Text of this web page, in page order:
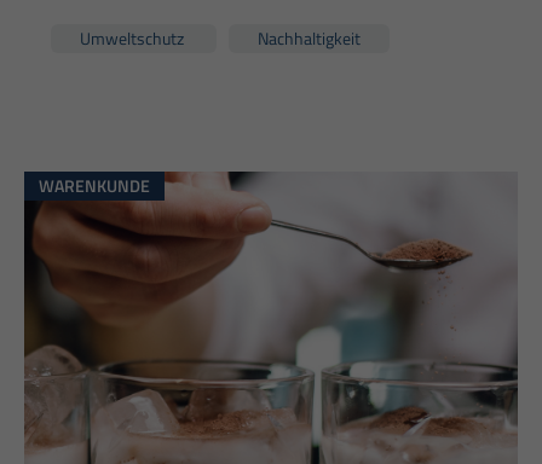
Umweltschutz Nachhaltigkeit
WARENKUNDE